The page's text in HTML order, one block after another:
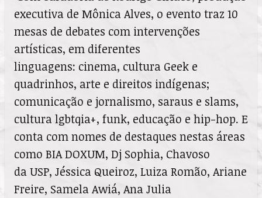
executiva de Mônica Alves, o evento traz 10
mesas de debates com intervenções
artísticas, em diferentes
linguagens: cinema, cultura Geek e
quadrinhos, arte e direitos indígenas;
comunicação e jornalismo, saraus e slams,
cultura lgbtqia+, funk, educação e hip-hop. E
conta com nomes de destaques nestas áreas
como BIA DOXUM, Dj Sophia, Chavoso
daUSP, Jéssica Queiroz, Luiza Romão, Ariane
Freire, Samela Awiá, Ana Julia